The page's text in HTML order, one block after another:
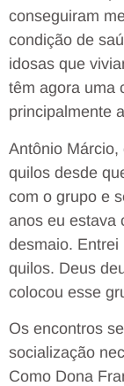
conseguiram
condição de
idosas que
têm agora uma
principalmente
Antônio
quilos desde
com o grupo e
anos eu estava
desmaio.
quilos. Deus
colocou esse
Os encontros
socialização
Como Dona